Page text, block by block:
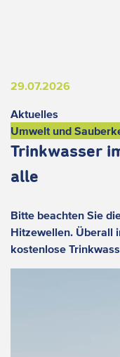
29.07.2026
Aktuelles
Umwelt und
Trinkwasser
alle
Bitte beachten Sie
Hitzewellen. Überall
kostenlose